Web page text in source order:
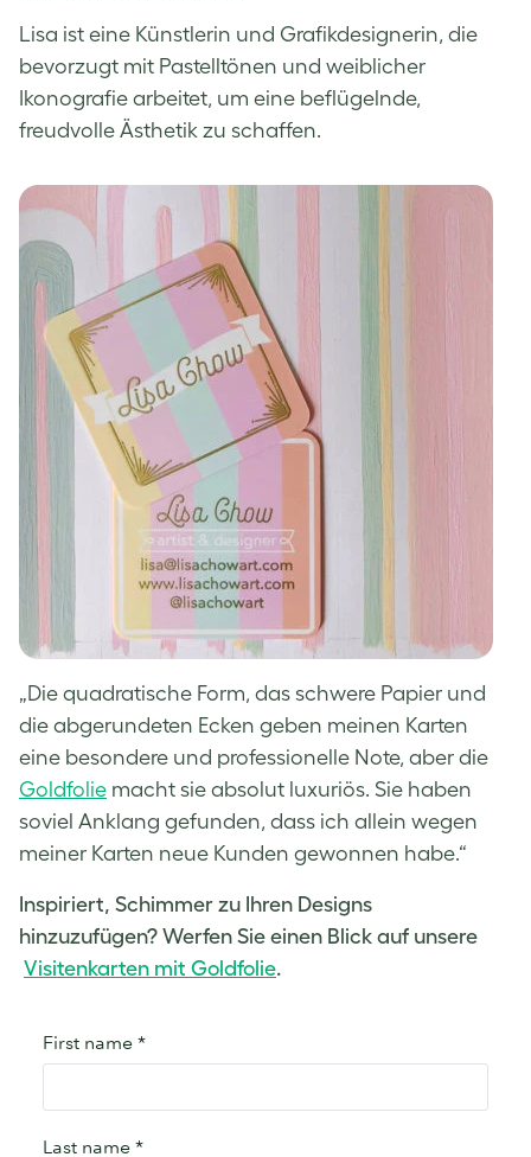
Lisa ist eine Künstlerin und Grafikdesignerin, die
bevorzugt mit Pastelltönen und weiblicher
Ikonografie arbeitet, um eine beflügelnde,
freudvolle Ästhetik zu schaffen.
„Die quadratische Form, das schwere Papier und
die abgerundeten Ecken geben meinen Karten
eine besondere und professionelle Note, aber die
Goldfolie macht sie absolut luxuriös. Sie haben
soviel Anklang gefunden, dass ich allein wegen
meiner Karten neue Kunden gewonnen habe.“
Inspiriert, Schimmer zu Ihren Designs
hinzuzufügen? Werfen Sie einen Blick auf unsere
Visitenkarten mit Goldfolie.